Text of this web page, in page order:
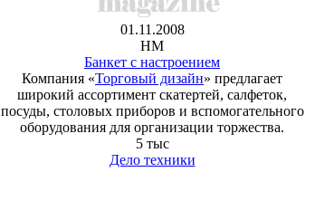
01.11.2008
HM
Банкет с настроением
Компания «Торговый дизайн» предлагает
широкий ассортимент скатертей, салфеток,
посуды, столовых приборов и вспомогательного
оборудования для организации торжества.
5 тыс
Дело техники